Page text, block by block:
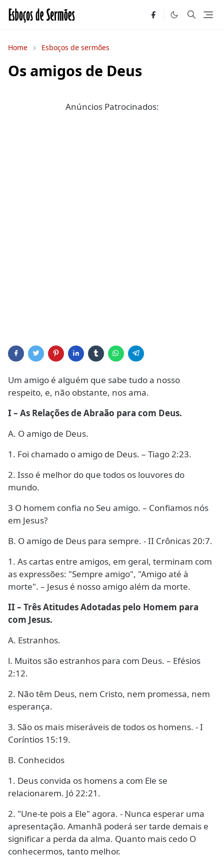
Home Esboços de sermões
Os amigos de Deus
Anúncios Patrocinados:
Um amigo é alguém que sabe tudo a nosso
respeito, e, não obstante, nos ama.
I – As Relações de Abraão para com Deus.
A. O amigo de Deus.
1. Foi chamado o amigo de Deus. – Tiago 2:23.
2. Isso é melhor do que todos os louvores do
mundo.
3 O homem confia no Seu amigo. – Confiamos nós
em Jesus?
B. O amigo de Deus para sempre. - II Crônicas 20:7.
1. As cartas entre amigos, em geral, terminam com
as expressões: "Sempre amigo", "Amigo até à
morte". – Jesus é nosso amigo além da morte.
II – Três Atitudes Adotadas pelo Homem para
com Jesus.
A. Estranhos.
l. Muitos são estranhos para com Deus. – Efésios
2:12.
2. Não têm Deus, nem Cristo, nem promessa, nem
esperança.
3. São os mais miseráveis de todos os homens. - I
Coríntios 15:19.
B. Conhecidos
1. Deus convida os homens a com Ele se
relacionarem. Jó 22:21.
2. "Une-te pois a Ele" agora. - Nunca esperar uma
apresentação. Amanhã poderá ser tarde demais e
significar a perda da alma. Quanto mais cedo O
conhecermos, tanto melhor.